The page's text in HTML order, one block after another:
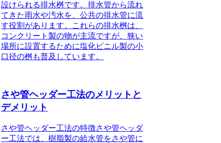
設けられる排水桝です。排水管から流れ
てきた雨水や汚水を、公共の排水管に流
す役割があります。これらの排水桝は、
コンクリート製の物が主流ですが、狭い
場所に設置するために塩化ビニル製の小
口径の桝も普及しています。
さや管ヘッダー工法のメリットと
デメリット
さや管ヘッダー工法の特徴さや管ヘッダ
ー工法では、樹脂製の給水管をさや管に